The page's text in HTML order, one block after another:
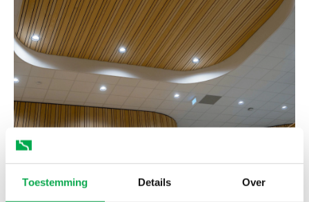
Toestemming Details Over
Veel maatwerkopties